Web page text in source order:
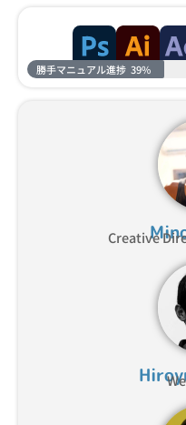
勝手マニュアル進捗 39%
Creative